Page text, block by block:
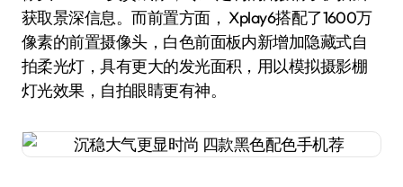
获取景深信息。而前置方面， Xplay6搭配了1600万
像素的前置摄像头，白色前面板内新增加隐藏式自
拍柔光灯，具有更大的发光面积，用以模拟摄影棚
灯光效果，自拍眼睛更有神。